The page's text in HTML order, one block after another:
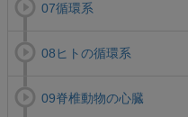
07循環系
08ヒトの循環系
09脊椎動物の心臓